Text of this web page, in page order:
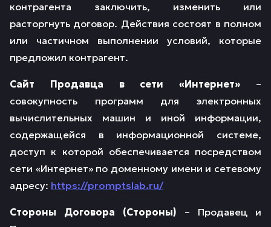
контрагента заключить, изменить или
расторгнуть договор. Действия состоят в полном
или частичном выполнении условий, которые
предложил контрагент.
Сайт Продавца в сети «Интернет» –
совокупность программ для электронных
вычислительных машин и иной информации,
содержащейся в информационной системе,
доступ к которой обеспечивается посредством
сети «Интернет» по доменному имени и сетевому
адресу: https://promptslab.ru/
Стороны Договора (Стороны) – Продавец и